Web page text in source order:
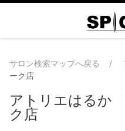
サロン検索マップへ戻る
ーク店
アトリエはるか
ク店